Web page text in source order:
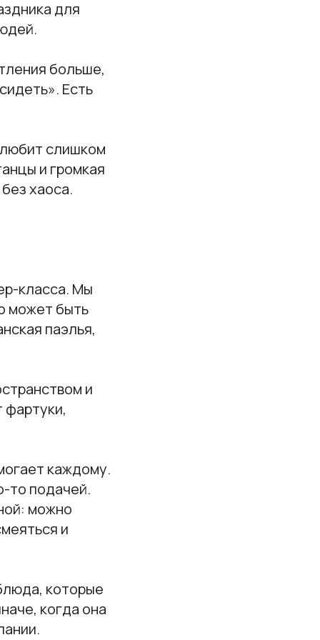
для
больше,
Есть
слишком
и громкая
хаоса.
класса. Мы
может быть
паэлья,
и
каждому.
то подачей.
можно
и
которые
когда она